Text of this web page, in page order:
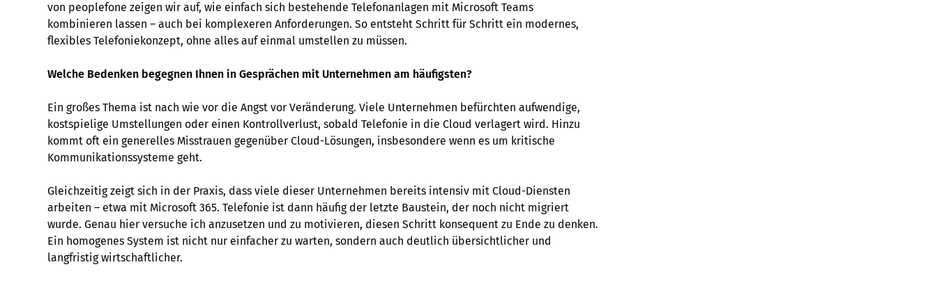
von peoplefone zeigen wir auf, wie einfach sich bestehende Telefonanlagen mit Microsoft Teams
kombinieren lassen – auch bei komplexeren Anforderungen. So entsteht Schritt für Schritt ein modernes,
flexibles Telefoniekonzept, ohne alles auf einmal umstellen zu müssen.
Welche Bedenken begegnen Ihnen in Gesprächen mit Unternehmen am häufigsten?
Ein großes Thema ist nach wie vor die Angst vor Veränderung. Viele Unternehmen befürchten aufwendige,
kostspielige Umstellungen oder einen Kontrollverlust, sobald Telefonie in die Cloud verlagert wird. Hinzu
kommt oft ein generelles Misstrauen gegenüber Cloud-Lösungen, insbesondere wenn es um kritische
Kommunikationssysteme geht.
Gleichzeitig zeigt sich in der Praxis, dass viele dieser Unternehmen bereits intensiv mit Cloud-Diensten
arbeiten – etwa mit Microsoft 365. Telefonie ist dann häufig der letzte Baustein, der noch nicht migriert
wurde. Genau hier versuche ich anzusetzen und zu motivieren, diesen Schritt konsequent zu Ende zu denken.
Ein homogenes System ist nicht nur einfacher zu warten, sondern auch deutlich übersichtlicher und
langfristig wirtschaftlicher.